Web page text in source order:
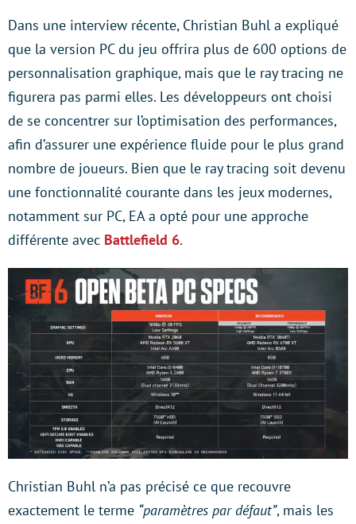
Dans une interview récente, Christian Buhl a expliqué
que la version PC du jeu offrira plus de 600 options de
personnalisation graphique, mais que le ray tracing ne
figurera pas parmi elles. Les développeurs ont choisi
de se concentrer sur l’optimisation des performances,
afin d’assurer une expérience fluide pour le plus grand
nombre de joueurs. Bien que le ray tracing soit devenu
une fonctionnalité courante dans les jeux modernes,
notamment sur PC, EA a opté pour une approche
différente avec Battlefield 6.
Christian Buhl n’a pas précisé ce que recouvre
exactement le terme “paramètres par défaut”, mais les